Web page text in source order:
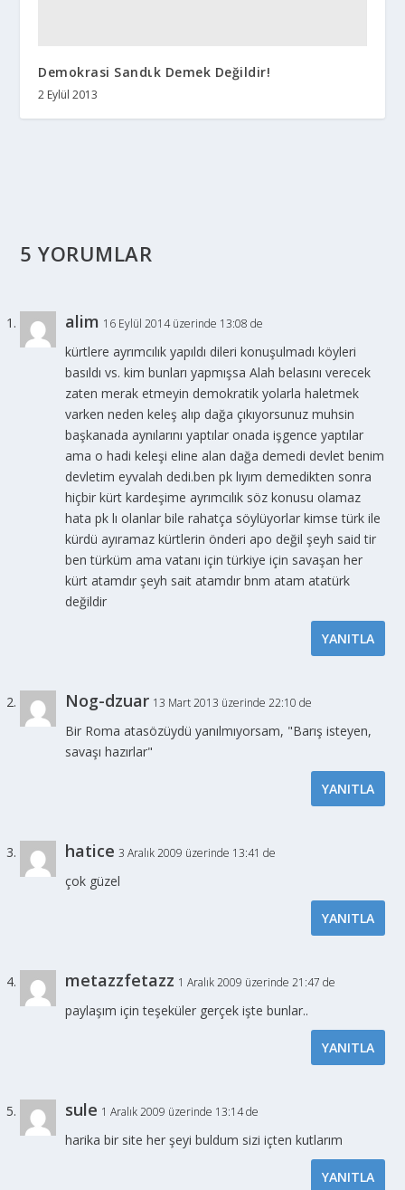
Demokrasi Sandιk Demek Değildir!
2 Eylül 2013
5 YORUMLAR
alim 16 Eylül 2014 üzerinde 13:08 de
kürtlere ayrımcılık yapıldı dileri konuşulmadı köyleri
basıldı vs. kim bunları yapmışsa Alah belasını verecek
zaten merak etmeyin demokratik yolarla haletmek
varken neden keleş alıp dağa çıkıyorsunuz muhsin
başkanada aynılarını yaptılar onada işgence yaptılar
ama o hadi keleşi eline alan dağa demedi devlet benim
devletim eyvalah dedi.ben pk lıyım demedikten sonra
hiçbir kürt kardeşime ayrımcılık söz konusu olamaz
hata pk lı olanlar bile rahatça söylüyorlar kimse türk ile
kürdü ayıramaz kürtlerin önderi apo değil şeyh said tir
ben türküm ama vatanı için türkiye için savaşan her
kürt atamdır şeyh sait atamdır bnm atam atatürk
değildir
YANITLA
Nog-dzuar 13 Mart 2013 üzerinde 22:10 de
Bir Roma atasözüydü yanılmıyorsam, "Barış isteyen,
savaşı hazırlar"
YANITLA
hatice 3 Aralık 2009 üzerinde 13:41 de
çok güzel
YANITLA
metazzfetazz 1 Aralık 2009 üzerinde 21:47 de
paylaşım için teşeküler gerçek işte bunlar..
YANITLA
sule 1 Aralık 2009 üzerinde 13:14 de
harika bir site her şeyi buldum sizi içten kutlarım
YANITLA